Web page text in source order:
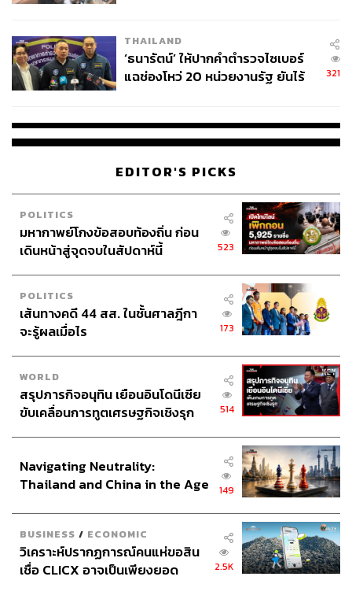
ABOUT THE AUTHOR
ณรงค์กร มโนจันทร์เพ็ญ
Content Creator กองบรรณาธิการข่าว THE
STANDARD
จ่ายหนี้-แอบระบุแบรนด์
THAILAND
‘ธนารัตน์’ ให้ปากคำตำรวจไซเบอร์
แฉช่องโหว่ 20 หน่วยงานรัฐ ยันไร้
321
EDITOR'S PICKS
POLITICS
มหากาพย์โกงข้อสอบท้องถิ่น ก่อน
เดินหน้าสู่จุดจบในสัปดาห์นี้
523
POLITICS
เส้นทางคดี 44 สส. ในชั้นศาลฎีกา
จะรู้ผลเมื่อไร
173
WORLD
สรุปภารกิจอนุทิน เยือนอินโดนีเซีย
ขับเคลื่อนการทูตเศรษฐกิจเชิงรุก
514
Navigating Neutrality:
Thailand and China in the Age
149
BUSINESS / ECONOMIC
วิเคราะห์ปรากฏการณ์คนแห่ขอสิน
เชื่อ CLICX อาจเป็นเพียงยอด
2.5K